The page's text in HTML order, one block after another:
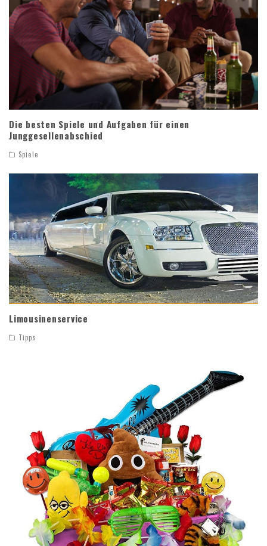
Die besten Spiele und Aufgaben für einen
Junggesellenabschied
Spiele
Limousinenservice
Tipps